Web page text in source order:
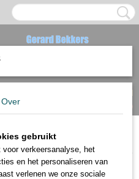
(0)
Over
gebruikt
voor verkeersanalyse, het
en het personaliseren van
verlenen we onze sociale